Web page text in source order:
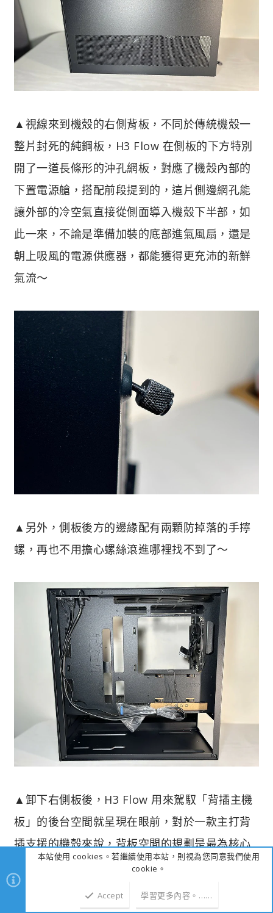
▲視線來到機殼的右側背板，不同於傳統機殼一
整片封死的純鋼板，H3 Flow 在側板的下方特別
開了一道長條形的沖孔網板，對應了機殼內部的
下置電源艙，搭配前段提到的，這片側邊網孔能
讓外部的冷空氣直接從側面導入機殼下半部，如
此一來，不論是準備加裝的底部進氣風扇，還是
朝上吸風的電源供應器，都能獲得更充沛的新鮮
氣流～
▲另外，側板後方的邊緣配有兩顆防掉落的手擰
螺，再也不用擔心螺絲滾進哪裡找不到了～
▲卸下右側板後，H3 Flow 用來駕馭「背插主機
板」的後台空間就呈現在眼前，對於一款主打背
插支援的機殼來說，背板空間的規劃是最為核心
的靈魂所在，因為所有的線材都必須在這裡完成
接駁與收納，從左上方延伸下來的前置 I/O 線
材，已經順著預設的走線路徑排列，預留了多個
本站使用 cookies。若繼續使用本站，則視為您同意我們使用
cookie。
Accept 學習更多內容。……